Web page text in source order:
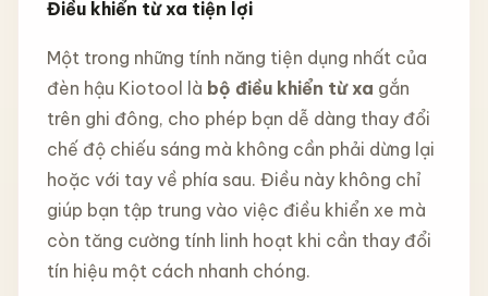
Điều khiển từ xa tiện lợi
Một trong những tính năng tiện dụng nhất của
đèn hậu Kiotool là bộ điều khiển từ xa gắn
trên ghi đông, cho phép bạn dễ dàng thay đổi
chế độ chiếu sáng mà không cần phải dừng lại
hoặc với tay về phía sau. Điều này không chỉ
giúp bạn tập trung vào việc điều khiển xe mà
còn tăng cường tính linh hoạt khi cần thay đổi
tín hiệu một cách nhanh chóng.